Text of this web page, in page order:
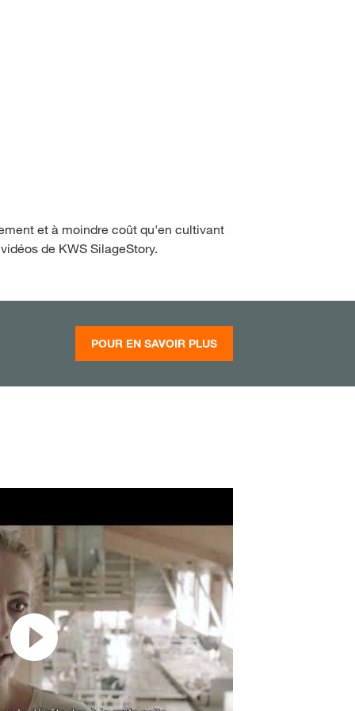
et à moindre coût qu'en cultivant
de KWS SilageStory.
POUR EN SAVOIR PLUS